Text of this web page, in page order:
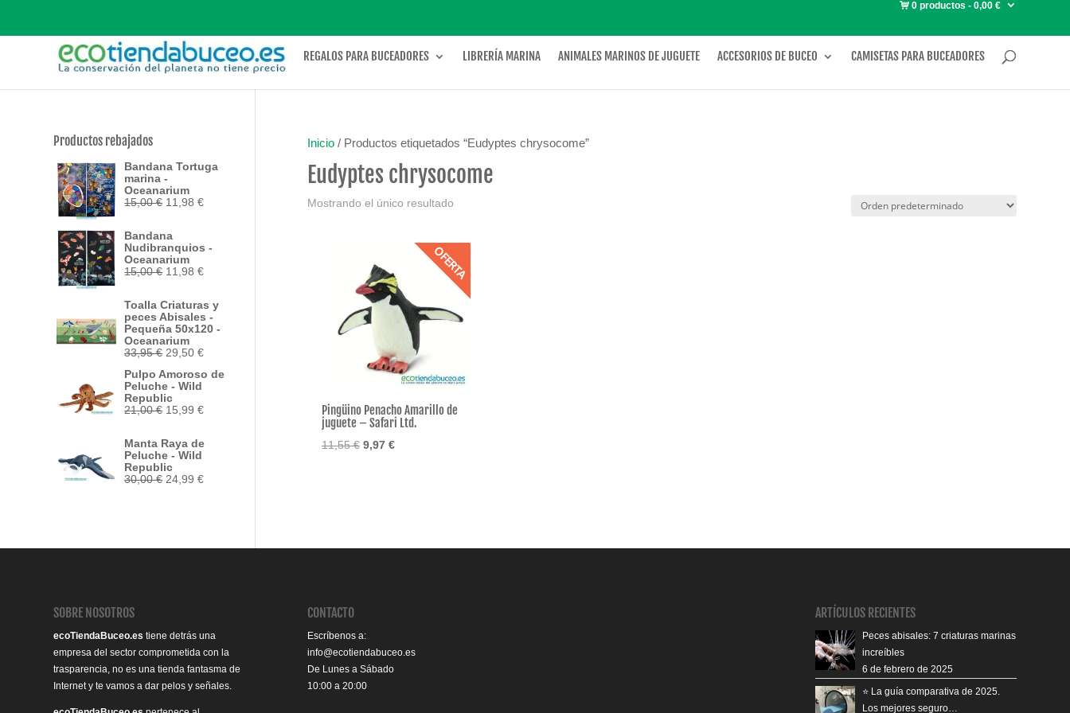
0 productos 0,00 €
REGALOS PARA BUCEADORES LIBRERÍA MARINA ANIMALES MARINOS DE JUGUETE ACCESORIOS DE BUCEO CAMISETAS PARA BUCEADORES
Inicio / Productos etiquetados “Eudyptes chrysocome”
Eudyptes chrysocome
Mostrando el único resultado
OFERTA
Pingüino Penacho Amarillo de
juguete – Safari Ltd.
11,55€ El
9,97€El
Productos rebajados
Bandana Tortuga
marina -
Oceanarium
15,00€ El
era:
15,00 €.
11,98€El
11,98 €.
Bandana
Nudibranquios -
Oceanarium
15,00€ El
era:
15,00 €.
11,98€El
es:
11,98 €.
Toalla Criaturas y
peces Abisales -
Pequeña 50x120 -
Oceanarium
33,95€ El
original
era:
33,95 €.
29,50€El
actual
Pulpo Amoroso de
Peluche - Wild
Republic
21,00€ El
era:
21,00 €.
15,99€El
es:
Manta Raya de
Peluche - Wild
Republic
30,00€ El
24,99€El
SOBRE NOSOTROS
ecoTiendaBuceo.es tiene detrás una
empresa del sector comprometida con la
trasparencia, no es una tienda fantasma de
Internet y te vamos a dar pelos y señales.
CONTACTO
Escríbenos a:
info@ecotiendabuceo.es
De Lunes a Sábado
10:00 a 20:00
ARTÍCULOS RECIENTES
Peces abisales: 7 criaturas marinas
increíbles
6 de febrero de 2025
⭐️ La guía comparativa de 2025.
Los mejores seguro…